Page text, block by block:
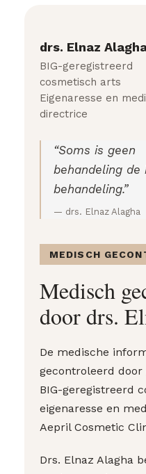
drs. Elnaz
BIG-geregistreerd
cosmetisch arts
Eigenaresse en
directrice
“Soms is geen
behandeling de
behandeling.”
— drs. Elnaz Alagha
MEDISCH
Medisch
door drs.
De medische
gecontroleerd door
BIG-geregistreerd
eigenaresse en
Aepril Cosmetic
Drs. Elnaz Alagha